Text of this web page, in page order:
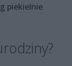
piekielnie